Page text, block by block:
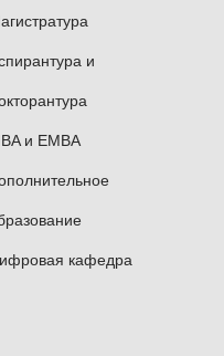
и
и EMBA
кафедра